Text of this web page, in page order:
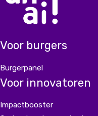
Voor burgers
Burgerpanel
Voor innovatoren
Impactbooster